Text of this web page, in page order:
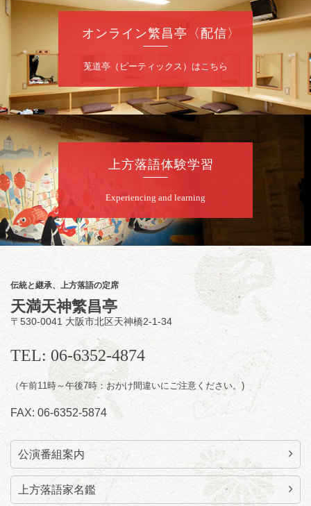
8月 9 日（日）
昼席：番組案内
桂二豆／露の瑞／桂きん太郎／いわみせいじ
（似顔絵）／桂三扇／桂文太～仲入～笑福亭
笑利／笑福亭仁福／幸助福助（漫才）／桂春
若
8月9日（日）
らららのらくご会④
桂雀太「まんじゅうこわい」／桂三度「青
菜」／桂三実「ミュージック野菜ステーショ
ン」／桂九ノ一「胴乱の幸助」／代走みつく
に「なんのこっちゃねんあれこれ」
開演：午後6時（5時30分開場）全席指定
前売3,000円 当日3,500円
お問合せ：らららのらくご会予約事務局
090-6976-1777 email：
lalalanorakugo@gmail.com
オンライン繁昌亭〈配信〉
莵道亭（ピーティックス）はこちら
上方落語体験学習
Experiencing and learning
伝統と継承、上方落語の定席
天満天神繁昌亭
〒530-0041 大阪市北区天神橋2-1-34
TEL: 06-6352-4874
（午前11時～午後7時：おかけ間違いにご注意ください。)
FAX: 06-6352-5874
公演番組案内
上方落語家名鑑